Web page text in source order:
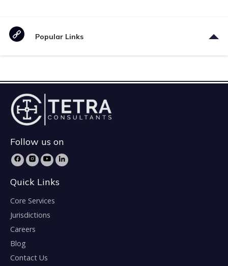
Popular Links
Follow us on
Quick Links
Core Services
Jurisdictions
Careers
Blog
Contact Us